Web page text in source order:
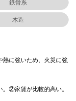
鉄骨系
木造
に強いため、火災に強
②家賃が比較的高い。